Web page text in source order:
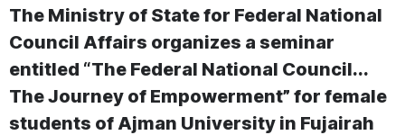
The Ministry of State for Federal National
Council Affairs organizes a seminar
entitled “The Federal National Council...
The Journey of Empowerment” for female
students of Ajman University in Fujairah